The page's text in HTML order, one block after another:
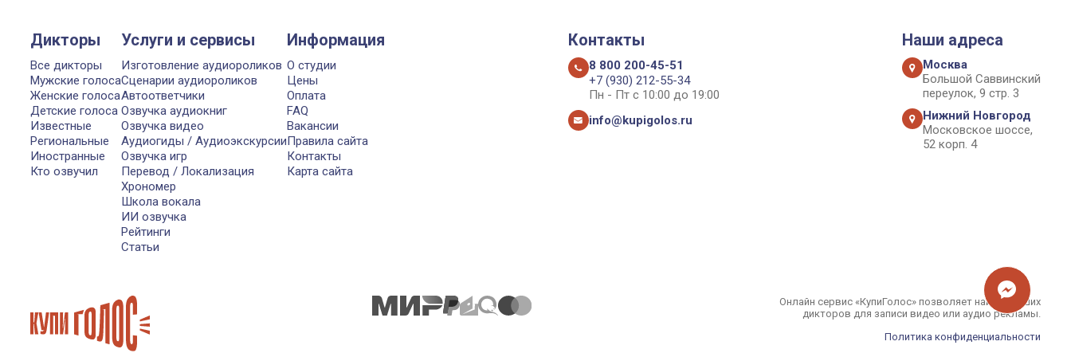
Дикторы
Все дикторы
Мужские голоса
Женские голоса
Детские голоса
Известные
Региональные
Иностранные
Кто озвучил
Услуги и сервисы
Изготовление аудиороликов
Сценарии аудиороликов
Автоответчики
Озвучка аудиокниг
Озвучка видео
Аудиогиды / Аудиоэкскурсии
Озвучка игр
Перевод / Локализация
Хрономер
Школа вокала
ИИ озвучка
Рейтинги
Статьи
Информация
О студии
Цены
Оплата
FAQ
Вакансии
Правила сайта
Контакты
Карта сайта
Контакты
8 800 200-45-51
+7 (930) 212-55-34
Пн - Пт с 10:00 до 19:00
info@kupigolos.ru
Наши адреса
Москва
Большой Саввинский
переулок, 9 стр. 3
Нижний Новгород
Московское шоссе,
52 корп. 4
Онлайн сервис «КупиГолос» позволяет найти лучших
дикторов для записи видео или аудио рекламы.
Политика конфиденциальности